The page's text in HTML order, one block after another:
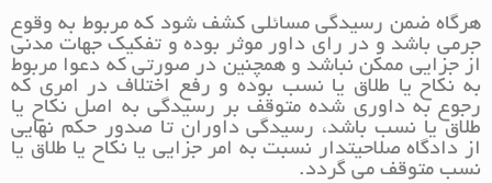
هرگاه ضمن رسیدگی مسائلی کشف شود که مربوط به وقوع
جرمی باشد و در رای داور موثر بوده و تفکیک جهات مدنی
از جزایی ممکن نباشد و همچنین در صورتی که دعوا مربوط
به نکاح یا طلاق یا نسب بوده و رفع اختلاف در امری که
رجوع به داوری شده متوقف بر رسیدگی به اصل نکاح یا
طلاق یا نسب باشد، رسیدگی داوران تا صدور حکم نهایی
از دادگاه صلاحیتدار نسبت به امر جزایی یا نکاح یا طلاق یا
نسب متوقف می گردد.